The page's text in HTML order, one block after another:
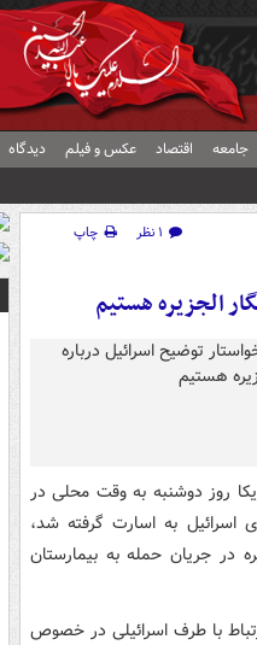
جامعه اقتصاد عکس و فیلم دیدگاه
۱ نظر
چاپ
الجزیره هستیم
روز دوشنبه به وقت محلی در
اسرائیل به اسارت گرفته شد،
در جریان حمله به بیمارستان
با طرف اسرائیلی در خصوص